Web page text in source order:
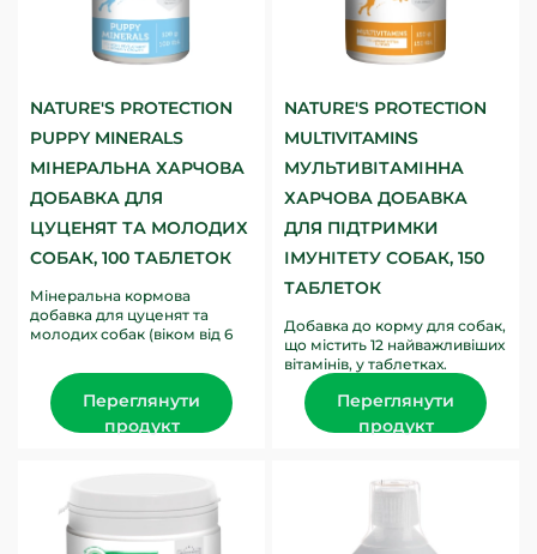
NATURE'S PROTECTION
PUPPY MINERALS
МІНЕРАЛЬНА ХАРЧОВА
ДОБАВКА ДЛЯ
ЦУЦЕНЯТ ТА МОЛОДИХ
СОБАК, 100 ТАБЛЕТОК
Мінеральна кормова
добавка для цуценят та
молодих собак (віком від 6
для зміцнення кісток і...
Переглянути
продукт
NATURE'S PROTECTION
MULTIVITAMINS
МУЛЬТИВІТАМІННА
ХАРЧОВА ДОБАВКА
ДЛЯ ПІДТРИМКИ
ІМУНІТЕТУ СОБАК, 150
ТАБЛЕТОК
Добавка до корму для собак,
що містить 12 найважливіших
вітамінів, у таблетках.
Містить вітаміни A, D3, E і C, а
також комплекс...
Переглянути
продукт